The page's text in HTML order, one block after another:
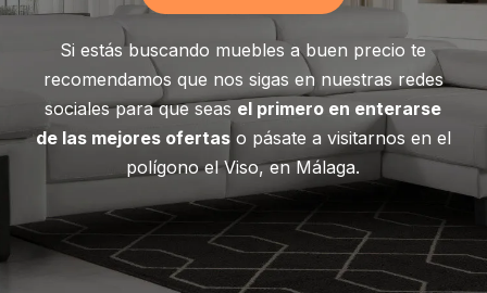
Si estás buscando muebles a buen precio te
recomendamos que nos sigas en nuestras redes
sociales para que seas el primero en enterarse
de las mejores ofertas o pásate a visitarnos en el
polígono el Viso, en Málaga.